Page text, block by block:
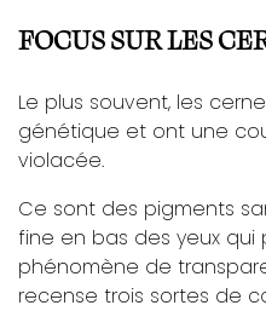
FOCUS SUR LES
Le plus souvent, les
génétique et ont une
violacée.
Ce sont des pigments
fine en bas des yeux
phénomène de
recense trois sortes de